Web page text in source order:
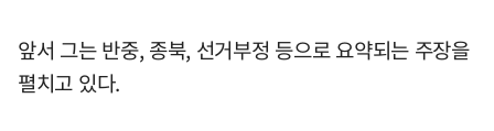
앞서 그는 반중, 종북, 선거부정 등으로 요약되는 주장을
펼치고 있다.